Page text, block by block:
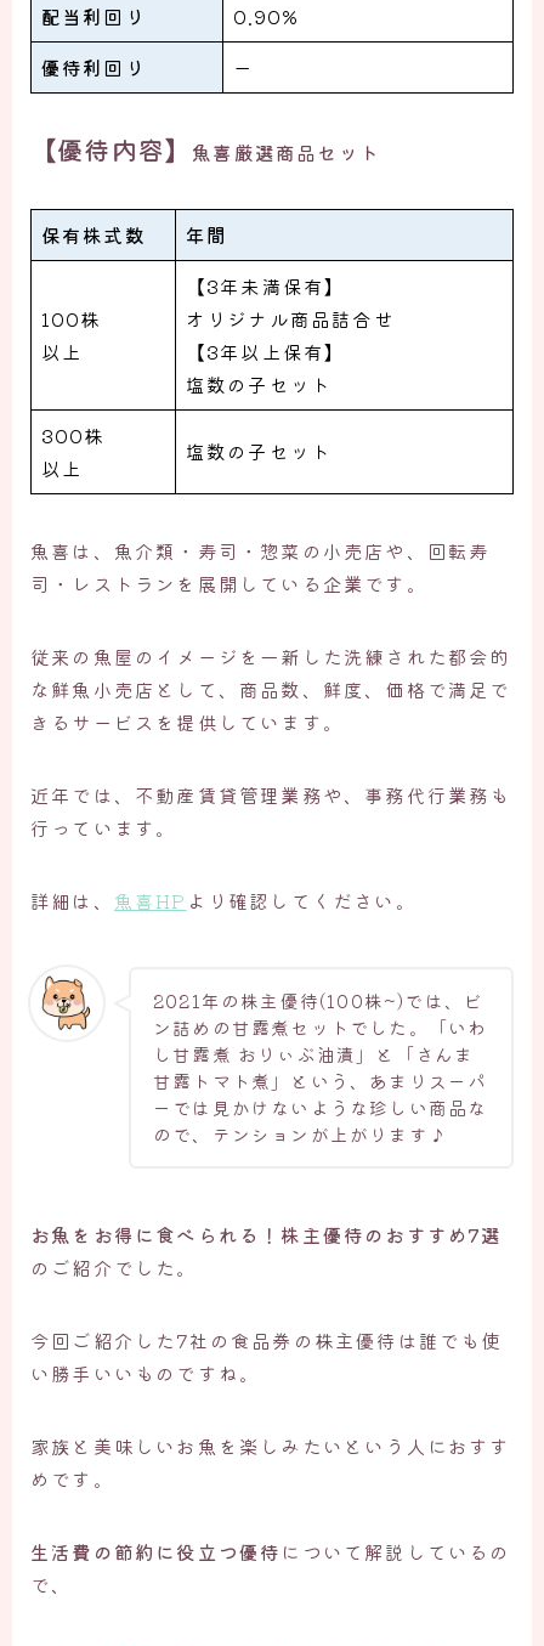
配当利回り
0.90%
優待利回り
ー
【優待内容】 魚喜厳選商品セット
保有株式数 年間
100株
以上
【3年未満保有】
オリジナル商品詰合せ
【3年以上保有】
塩数の子セット
300株
以上
塩数の子セット
魚喜は、魚介類・寿司・惣菜の小売店や、回転寿
司・レストランを展開している企業です。
従来の魚屋のイメージを一新した洗練された都会的
な鮮魚小売店として、商品数、鮮度、価格で満足で
きるサービスを提供しています。
近年では、不動産賃貸管理業務や、事務代行業務も
行っています。
詳細は、 魚喜HP より確認してください。
2021年の株主優待(100株~)では、ビ
ン詰めの甘露煮セットでした。「いわ
し甘露煮 おりぃぶ油漬」と「さんま
甘露トマト煮」という、あまりスーパ
ーでは見かけないような珍しい商品な
ので、テンションが上がります♪
お魚をお得に食べられる！株主優待のおすすめ7選
のご紹介でした。
今回ご紹介した7社の食品券の株主優待は誰でも使
い勝手いいものですね。
家族と美味しいお魚を楽しみたいという人におすす
めです。
生活費の節約に役立つ優待 について解説しているの
で、